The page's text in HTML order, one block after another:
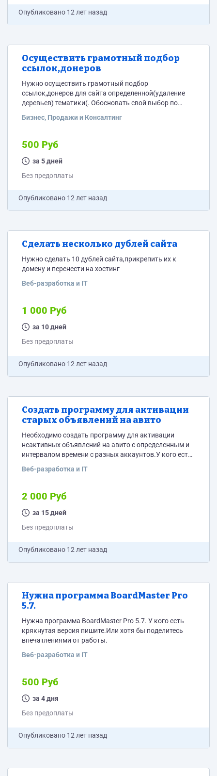
Опубликовано 12 лет назад
Осуществить грамотный подбор
ссылок,донеров
Нужно осуществить грамотный подбор
ссылок,донеров для сайта определенной(удаление
деревьев) тематики(. Обосновать свой выбор по
Бизнес, Продажи и Консалтинг
500 Руб
за 5 дней
Без предоплаты
Опубликовано 12 лет назад
Сделать несколько дублей сайта
Нужно сделать 10 дублей сайта,прикрепить их к
домену и перенести на хостинг
Веб-разработка и IT
1 000 Руб
за 10 дней
Без предоплаты
Опубликовано 12 лет назад
Создать программу для активации
старых объявлений на авито
Необходимо создать программу для активации
неактивных объявлений на авито с определенным и
интервалом времени с разных аккаунтов.У кого есть
Веб-разработка и IT
2 000 Руб
за 15 дней
Без предоплаты
Опубликовано 12 лет назад
Нужна программа BoardMaster Pro
5.7.
Нужна программа BoardMaster Pro 5.7. У кого есть
крякнутая версия пишите.Или хотя бы поделитесь
впечатлениями от работы.
Веб-разработка и IT
500 Руб
за 4 дня
Без предоплаты
Опубликовано 12 лет назад